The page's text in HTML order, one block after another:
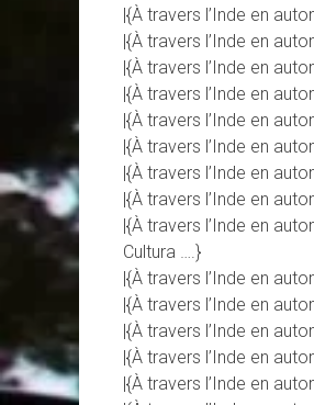
|{À travers l’Inde en
|{À travers l’Inde en
|{À travers l’Inde en
|{À travers l’Inde en
|{À travers l’Inde en
|{À travers l’Inde en
|{À travers l’Inde en
|{À travers l’Inde en
|{À travers l’Inde en
Cultura ….}
|{À travers l’Inde en
|{À travers l’Inde en
|{À travers l’Inde en
|{À travers l’Inde en
|{À travers l’Inde en